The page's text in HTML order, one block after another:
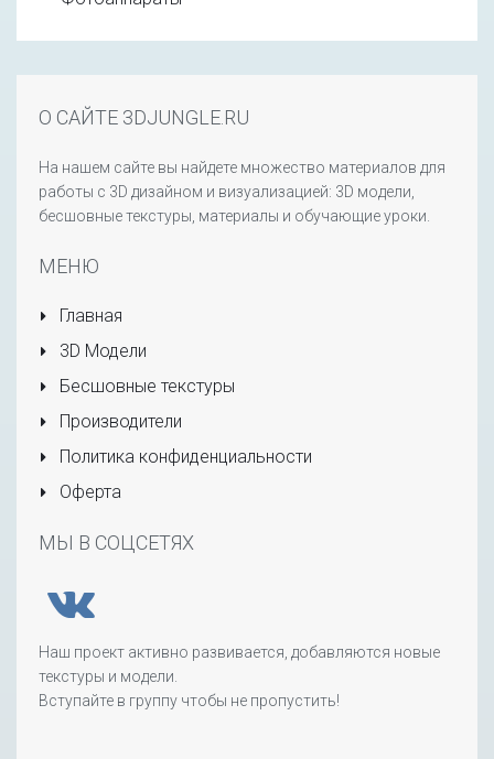
О САЙТЕ 3DJUNGLE.RU
На нашем сайте вы найдете множество материалов для
работы с 3D дизайном и визуализацией: 3D модели,
бесшовные текстуры, материалы и обучающие уроки.
МЕНЮ
Главная
3D Модели
Бесшовные текстуры
Производители
Политика конфиденциальности
Оферта
МЫ В СОЦСЕТЯХ
Наш проект активно развивается, добавляются новые
текстуры и модели.
Вступайте в группу чтобы не пропустить!